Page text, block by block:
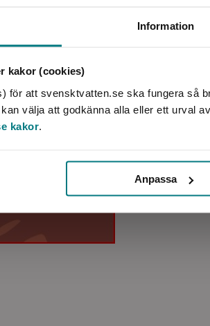
Information
kakor (cookies)
för att svensktvatten.se ska fungera så
välja att godkänna alla eller ett urval
kakor.
Anpassa